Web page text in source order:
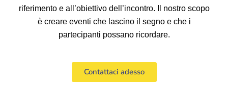
riferimento e all’obiettivo dell’incontro. Il nostro scopo
è creare eventi che lascino il segno e che i
partecipanti possano ricordare.
Contattaci adesso